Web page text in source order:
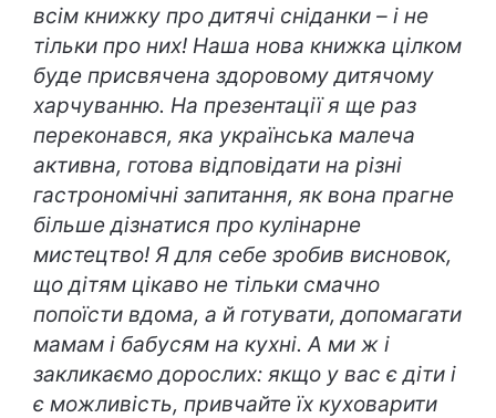
всім книжку про дитячі сніданки – і не
тільки про них! Наша нова книжка цілком
буде присвячена здоровому дитячому
харчуванню. На презентації я ще раз
переконався, яка українська малеча
активна, готова відповідати на різні
гастрономічні запитання, як вона прагне
більше дізнатися про кулінарне
мистецтво! Я для себе зробив висновок,
що дітям цікаво не тільки смачно
попоїсти вдома, а й готувати, допомагати
мамам і бабусям на кухні. А ми ж і
закликаємо дорослих: якщо у вас є діти і
є можливість, привчайте їх куховарити